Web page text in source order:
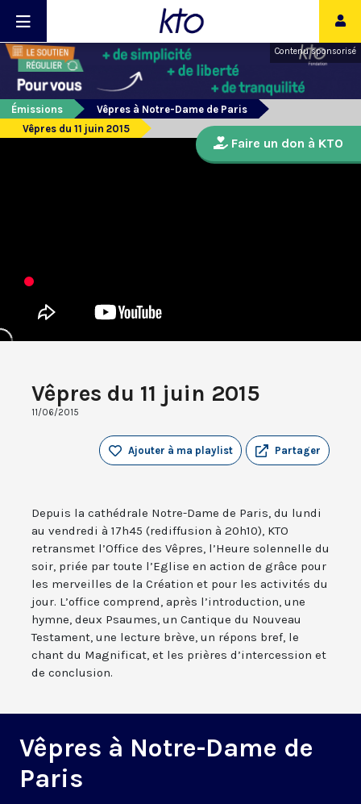
Contenu sponsorisé
Émissions
Vêpres à Notre-Dame de Paris
Vêpres du 11 juin 2015
Vêpres du 11 juin 2015
11/06/2015
Partager
Ajouter à ma playlist
Depuis la cathédrale Notre-Dame de Paris, du lundi
au vendredi à 17h45 (rediffusion à 20h10), KTO
retransmet l’Office des Vêpres, l’Heure solennelle du
soir, priée par toute l’Eglise en action de grâce pour
les merveilles de la Création et pour les activités du
jour. L’office comprend, après l’introduction, une
hymne, deux Psaumes, un Cantique du Nouveau
Testament, une lecture brève, un répons bref, le
chant du Magnificat, et les prières d’intercession et
de conclusion.
Vêpres à Notre-Dame de
Paris
Faire un don à KTO